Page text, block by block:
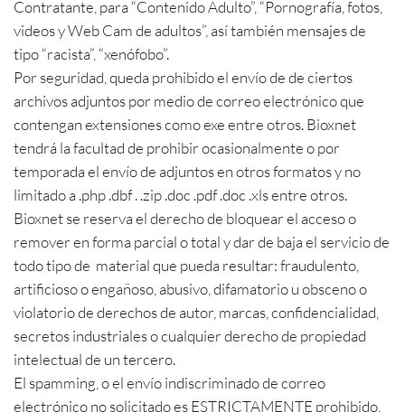
Contratante, para “Contenido Adulto”, “Pornografía, fotos,
videos y Web Cam de adultos”, así también mensajes de
tipo “racista”, “xenófobo”.
Por seguridad, queda prohibido el envío de de ciertos
archivos adjuntos por medio de correo electrónico que
contengan extensiones como exe entre otros. Bioxnet
tendrá la facultad de prohibir ocasionalmente o por
temporada el envío de adjuntos en otros formatos y no
limitado a .php .dbf . .zip .doc .pdf .doc .xls entre otros.
Bioxnet se reserva el derecho de bloquear el acceso o
remover en forma parcial o total y dar de baja el servicio de
todo tipo de material que pueda resultar: fraudulento,
artificioso o engañoso, abusivo, difamatorio u obsceno o
violatorio de derechos de autor, marcas, confidencialidad,
secretos industriales o cualquier derecho de propiedad
intelectual de un tercero.
El spamming, o el envío indiscriminado de correo
electrónico no solicitado es ESTRICTAMENTE prohibido,